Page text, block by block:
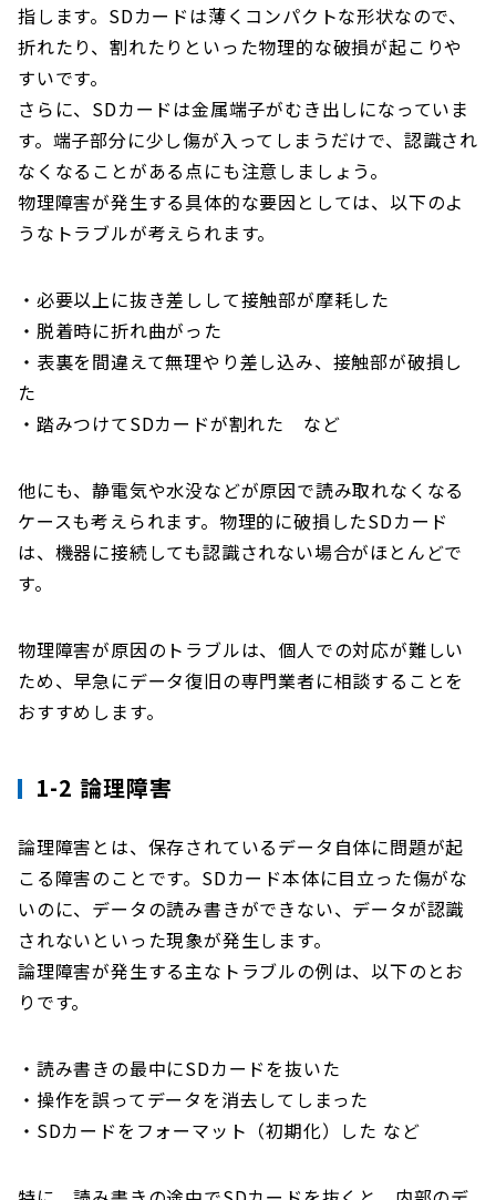
指します。SDカードは薄くコンパクトな形状なので、
折れたり、割れたりといった物理的な破損が起こりや
すいです。
さらに、SDカードは金属端子がむき出しになっていま
す。端子部分に少し傷が入ってしまうだけで、認識され
なくなることがある点にも注意しましょう。
物理障害が発生する具体的な要因としては、以下のよ
うなトラブルが考えられます。
・必要以上に抜き差しして接触部が摩耗した
・脱着時に折れ曲がった
・表裏を間違えて無理やり差し込み、接触部が破損し
た
・踏みつけてSDカードが割れた など
他にも、静電気や水没などが原因で読み取れなくなる
ケースも考えられます。物理的に破損したSDカード
は、機器に接続しても認識されない場合がほとんどで
す。
物理障害が原因のトラブルは、個人での対応が難しい
ため、早急にデータ復旧の専門業者に相談することを
おすすめします。
1-2 論理障害
論理障害とは、保存されているデータ自体に問題が起
こる障害のことです。SDカード本体に目立った傷がな
いのに、データの読み書きができない、データが認識
されないといった現象が発生します。
論理障害が発生する主なトラブルの例は、以下のとお
りです。
・読み書きの最中にSDカードを抜いた
・操作を誤ってデータを消去してしまった
・SDカードをフォーマット（初期化）した など